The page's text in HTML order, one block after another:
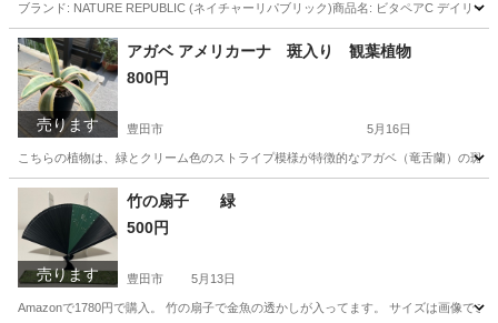
ブランド: NATURE REPUBLIC (ネイチャーリパブリック)商品名: ビタペアC デイリ
愛知 豊田市 フェイスケア ネイチャーリパブリック
売ります
アガベ アメリカーナ 斑入り 観葉植物
800円
豊田市 5月16日
こちらの植物は、緑とクリーム色のストライプ模様が特徴的なアガベ（竜舌蘭）の斑
愛知 豊田市 家庭用品 アガベ
売ります
竹の扇子 緑
500円
豊田市 5月13日
Amazonで1780円で購入。 竹の扇子で金魚の透かしが入ってます。 サイズは画像でご